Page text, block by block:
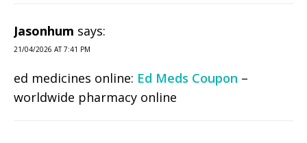
Jasonhum says:
21/04/2026 AT 7:41 PM
ed medicines online: Ed Meds Coupon –
worldwide pharmacy online